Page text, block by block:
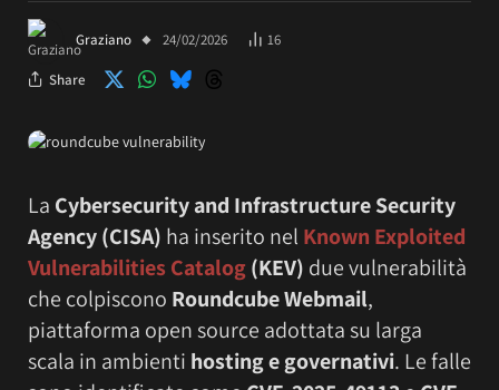
Graziano 24/02/2026 16
Share
La Cybersecurity and Infrastructure Security
Agency (CISA) ha inserito nel Known Exploited
Vulnerabilities Catalog (KEV) due vulnerabilità
che colpiscono Roundcube Webmail,
piattaforma open source adottata su larga
scala in ambienti hosting e governativi. Le falle